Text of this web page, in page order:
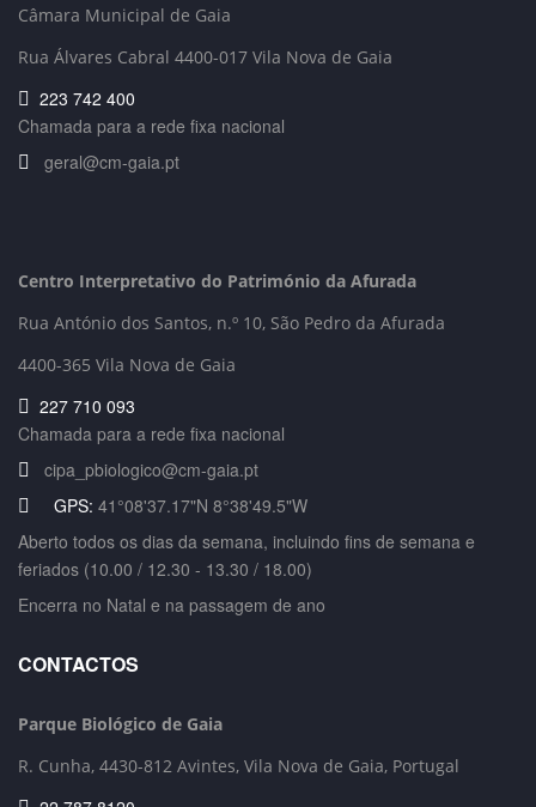
Câmara Municipal de Gaia
Rua Álvares Cabral 4400-017 Vila Nova de Gaia
223 742 400
Chamada para a rede fixa nacional
geral@cm-gaia.pt
Centro Interpretativo do Património da Afurada
Rua António dos Santos, n.º 10, São Pedro da Afurada
4400-365 Vila Nova de Gaia
227 710 093
Chamada para a rede fixa nacional
cipa_pbiologico@cm-gaia.pt
GPS: 41°08'37.17"N 8°38'49.5"W
Aberto todos os dias da semana, incluindo fins de semana e
feriados (10.00 / 12.30 - 13.30 / 18.00)
Encerra no Natal e na passagem de ano
CONTACTOS
Parque Biológico de Gaia
R. Cunha, 4430-812 Avintes, Vila Nova de Gaia, Portugal